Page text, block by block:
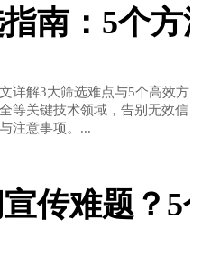
南：5个方
详解3大筛选难点与5个高效方
等关键技术领域，告别无效信
注意事项。...
传难题？5